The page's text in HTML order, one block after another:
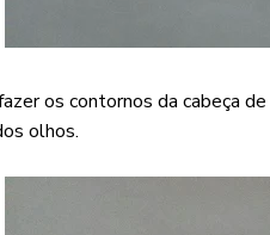
os contornos da cabeça de
olhos.